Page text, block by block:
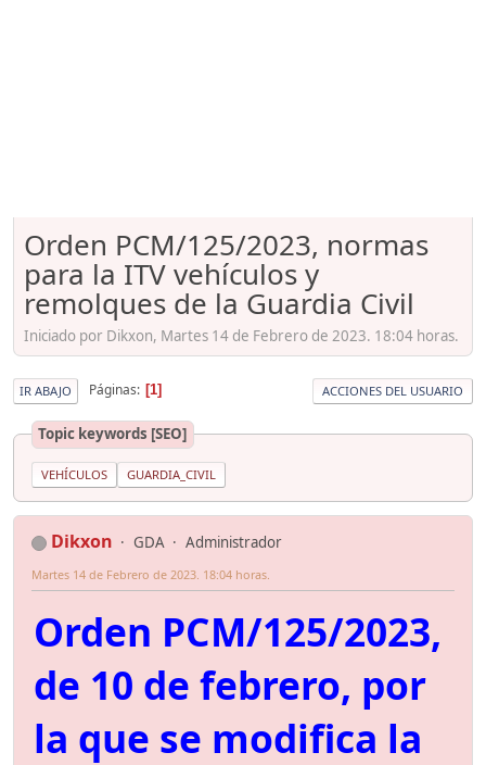
Orden PCM/125/2023, normas
para la ITV vehículos y
remolques de la Guardia Civil
Iniciado por Dikxon, Martes 14 de Febrero de 2023. 18:04 horas.
IR ABAJO Páginas 1 ACCIONES DEL USUARIO
Topic keywords [SEO]
VEHÍCULOS GUARDIA_CIVIL
Dikxon GDA Administrador
Martes 14 de Febrero de 2023. 18:04 horas.
Orden PCM/125/2023,
de 10 de febrero, por
la que se modifica la